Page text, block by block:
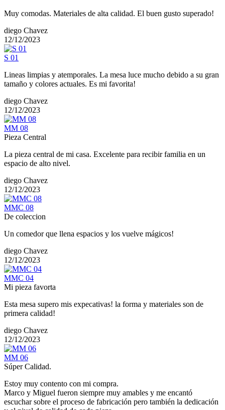
Muy comodas. Materiales de alta calidad. El buen gusto superado!
diego Chavez
12/12/2023
S 01
Lineas limpias y atemporales. La mesa luce mucho debido a su gran
tamaño y colores actuales. Es mi favorita!
diego Chavez
12/12/2023
MM 08
Pieza Central
La pieza central de mi casa. Excelente para recibir familia en un
espacio de alto nivel.
diego Chavez
12/12/2023
MMC 08
De coleccion
Un comedor que llena espacios y los vuelve mágicos!
diego Chavez
12/12/2023
MMC 04
Mi pieza favorta
Esta mesa supero mis expecativas! la forma y materiales son de
primera calidad!
diego Chavez
12/12/2023
MM 06
Súper Calidad.
Estoy muy contento con mi compra.
Marco y Miguel fueron siempre muy amables y me encantó
escuchar sobre el proceso de fabricación pero también la dedicación